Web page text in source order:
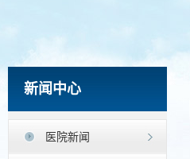
新闻中心
医院新闻